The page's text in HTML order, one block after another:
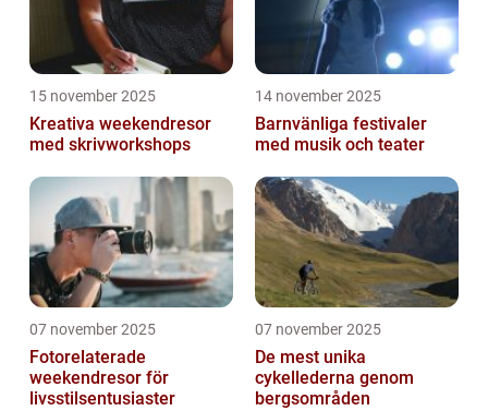
15 november 2025
Kreativa weekendresor
med skrivworkshops
14 november 2025
Barnvänliga festivaler
med musik och teater
07 november 2025
Fotorelaterade
weekendresor för
livsstilsentusiaster
07 november 2025
De mest unika
cykellederna genom
bergsområden